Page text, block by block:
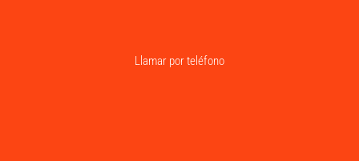
Llamar por teléfono